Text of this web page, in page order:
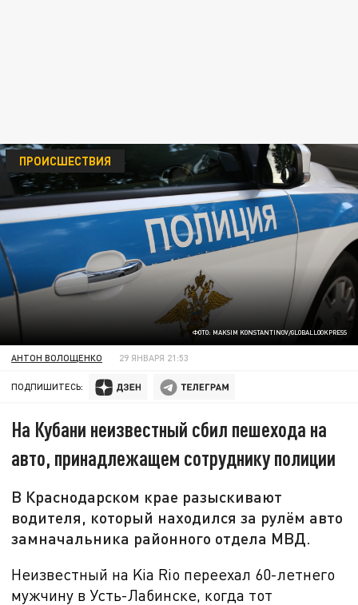
ФОТО: MAKSIM KONSTANTINOV/GLOBALLOOKPRESS
ПРОИСШЕСТВИЯ
АНТОН ВОЛОЩЕНКО 29 ЯНВАРЯ 21:53
ПОДПИШИТЕСЬ:
На Кубани неизвестный сбил пешехода на
авто, принадлежащем сотруднику полиции
В Краснодарском крае разыскивают
водителя, который находился за рулём авто
замначальника районного отдела МВД.
Неизвестный на Kia Rio переехал 60-летнего
мужчину в Усть-Лабинске, когда тот